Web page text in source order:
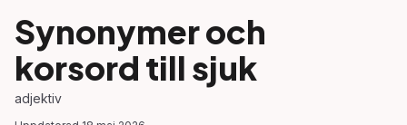
Synonymer och
korsord till sjuk
adjektiv